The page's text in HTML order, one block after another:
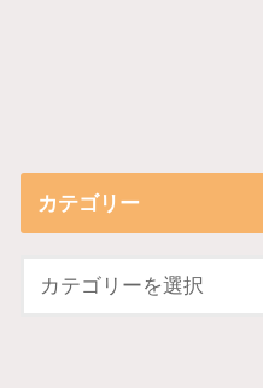
カテゴリー